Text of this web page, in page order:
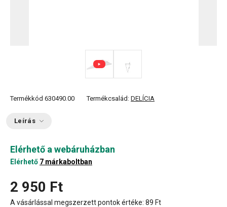
Termékkód 630490.00 Termékcsalád: DELÍCIA
Leírás
Elérhető a webáruházban
Elérhető 7 márkaboltban
2 950 Ft
A vásárlással megszerzett pontok értéke: 89 Ft